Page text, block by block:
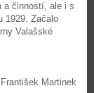
a činností, ale i s
1929. Začalo
Valašské
Martinek